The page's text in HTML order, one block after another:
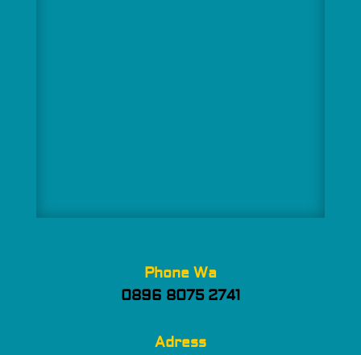
Phone Wa
0896 8075 2741
Adress